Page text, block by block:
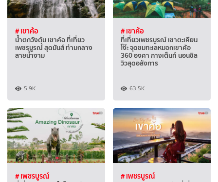
# เขาค้อ
น้ำตกวังตุ้ม เขาค้อ ที่เที่ยว
เพชรบูรณ์ สุดมันส์ ท่ามกลาง
สายน้ำงาม
5.9K
# เขาค้อ
ที่เที่ยวเพชรบูรณ์ เขาตะเคียน
โง๊ะ จุดชมทะเลหมอกเขาค้อ
360 องศา กางเต็นท์ นอนชิล
วิวสุดอลังการ
63.5K
# เพชรบูรณ์ # เพชรบูรณ์